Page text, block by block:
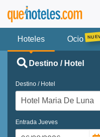
Hoteles Ocio
Destino / Hotel
Destino / Hotel
Entrada Jueves